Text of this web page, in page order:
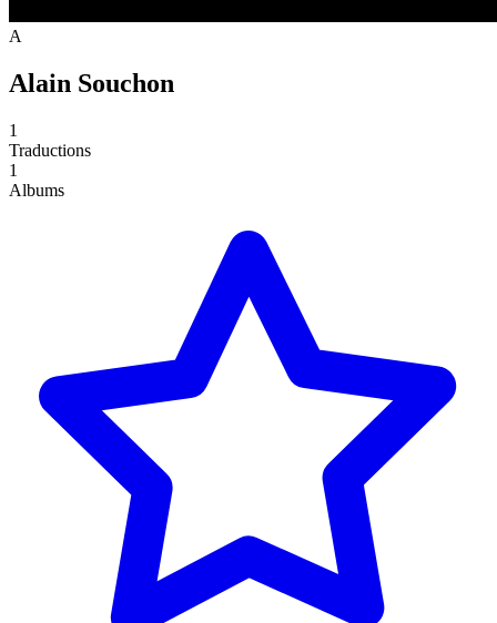
A
Alain Souchon
1
Traductions
1
Albums